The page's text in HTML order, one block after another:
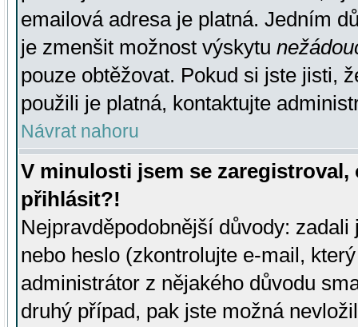
emailová adresa je platná. Jedním
je zmenšit možnost výskytu
pouze obtěžovat. Pokud si jste jisti,
použili je platná, kontaktujte
Návrat nahoru
V minulosti jsem se
přihlásit?!
Nejpravděpodobnější důvody:
nebo heslo (zkontrolujte e-mail,
administrátor z nějakého důvodu
druhý případ, pak jste možná